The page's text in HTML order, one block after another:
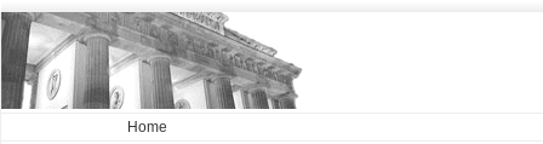
Home